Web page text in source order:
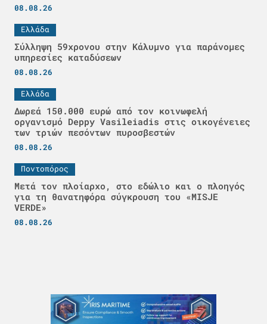
08.08.26
Ελλάδα
Σύλληψη 59χρονου στην Κάλυμνο για παράνομες
υπηρεσίες καταδύσεων
08.08.26
Ελλάδα
Δωρεά 150.000 ευρώ από τον κοινωφελή
οργανισμό Deppy Vasileiadis στις οικογένειες
των τριών πεσόντων πυροσβεστών
08.08.26
Ποντοπόρος
Μετά τον πλοίαρχο, στο εδώλιο και ο πλοηγός
για τη θανατηφόρα σύγκρουση του «MISJE
VERDE»
08.08.26